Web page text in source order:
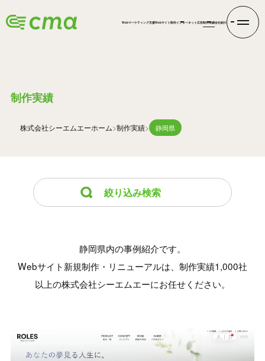
Webマーケティング支援Webサイト制作インターネット広告制作実績会社紹介
制作実績
株式会社シーエムエーホーム 制作実績 静岡県
絞り込み検索
静岡県内の事例紹介です。
Webサイト新規制作・リニューアルは、制作実績1,000社
以上の株式会社シーエムエーにお任せください。